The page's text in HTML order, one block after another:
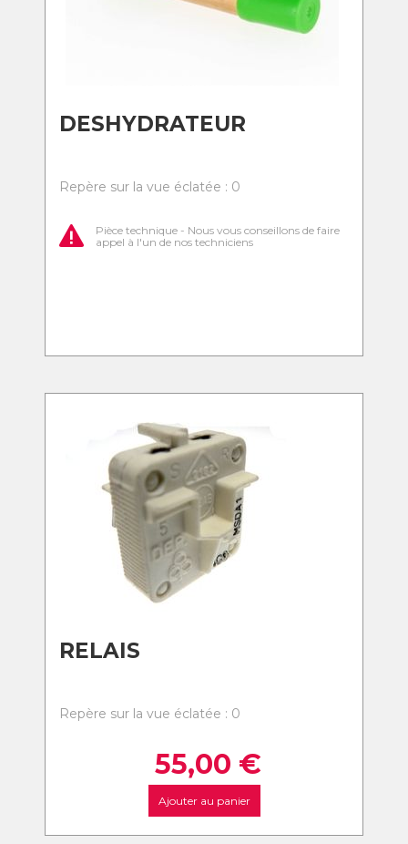
DESHYDRATEUR
Repère sur la vue éclatée : 0
Pièce technique - Nous vous conseillons de faire
appel à l'un de nos techniciens
RELAIS
Repère sur la vue éclatée : 0
55,00 €
Ajouter au panier